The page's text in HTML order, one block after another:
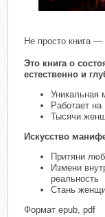
Не просто книга —
Это книга о
естественно и
Уникальная
Работает
Тысячи
Искусство
Притяни
Измени
реальность
Стань
Формат epub, pdf